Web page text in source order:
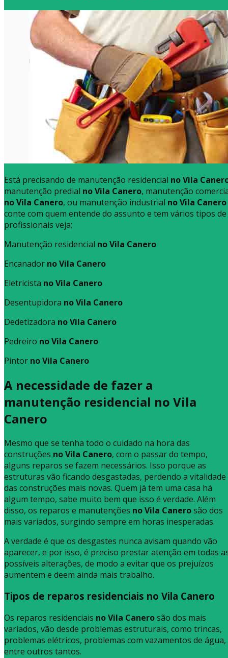
Está precisando de manutenção residencial no Vila
manutenção predial no Vila Canero, manutenção
no Vila Canero, ou manutenção industrial no Vila Canero
conte com quem entende do assunto e tem vários tipos de
profissionais veja;
Manutenção residencial no Vila Canero
Encanador no Vila Canero
Eletricista no Vila Canero
Desentupidora no Vila Canero
Dedetizadora no Vila Canero
Pedreiro no Vila Canero
Pintor no Vila Canero
A necessidade de fazer a
manutenção residencial no Vila
Canero
Mesmo que se tenha todo o cuidado na hora das
construções no Vila Canero, com o passar do tempo,
alguns reparos se fazem necessários. Isso porque as
estruturas vão ficando desgastadas, perdendo a vitalidade
das construções mais novas. Quem já tem uma casa há
algum tempo, sabe muito bem que isso é verdade. Além
disso, os reparos e manutenções no Vila Canerosão dos
mais variados, surgindo sempre em horas inesperadas.
A verdade é que os desgastes nunca avisam quando vão
aparecer, e por isso, é preciso prestar atenção em todas
possíveis alterações, de modo a evitar que os prejuízos
aumentem e deem ainda mais trabalho.
Tipos de reparos residenciais no Vila Canero
Os reparos residenciais no Vila Canerosão dos mais
variados, vão desde problemas estruturais, como trincas,
problemas elétricos, problemas com vazamentos de água,
entre outros tantos.